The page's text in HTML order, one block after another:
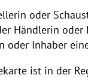
oder
Händlerin oder
oder Inhaber
ist in der